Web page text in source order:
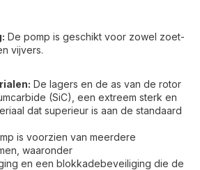
De pomp is geschikt voor zowel zoet-
vijvers.
De lagers en de as van de rotor
(SiC), een extreem sterk en
dat superieur is aan de standaard
is voorzien van meerdere
waaronder
en een blokkadebeveiliging die de